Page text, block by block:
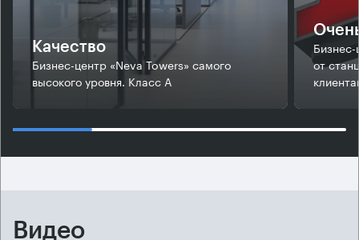
Качество
Бизнес-центр «Neva Towers» самого
высокого уровня. Класс А
от
Видео